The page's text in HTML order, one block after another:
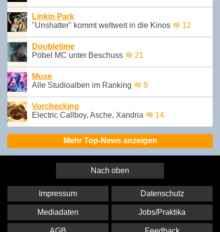
Linkin Park
"Unshatter" kommt weltweit in die Kinos
12
Doubletime
Pöbel MC unter Beschuss
21
Muse
Alle Studioalben im Ranking
9
Vorchecking
Electric Callboy, Asche, Xandria
14
Mehr Top-News anzeigen
Nach oben
Impressum Datenschutz
Mediadaten Jobs/Praktika